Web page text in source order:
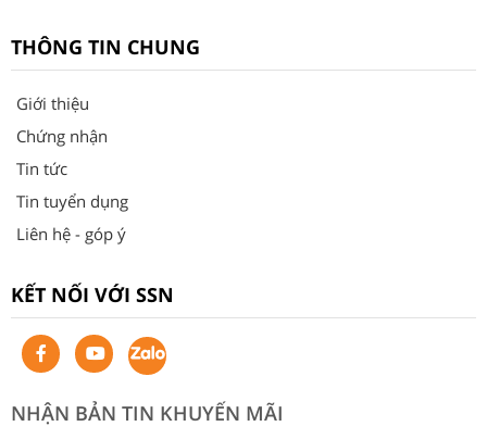
THÔNG TIN CHUNG
Giới thiệu
Chứng nhận
Tin tức
Tin tuyển dụng
Liên hệ - góp ý
KẾT NỐI VỚI SSN
NHẬN BẢN TIN KHUYẾN MÃI